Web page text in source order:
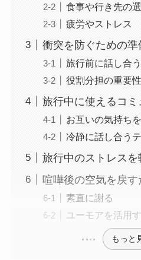
食事や行き先の
疲労やストレス
衝突を防ぐための準
旅行前に話し合
役割分担の重要性
旅行中に使えるコ
お互いの気持ち
冷静に話し合う
旅行中のストレス
喧嘩後の空気を戻
素直に謝る
ユーモアを活用
もっと